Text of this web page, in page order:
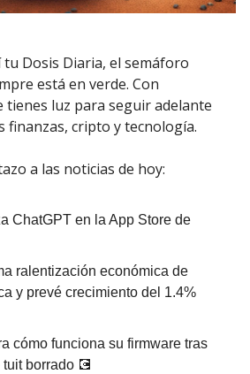
tu Dosis Diaria, el semáforo
está en verde. Con
tienes luz para seguir adelante
finanzas, cripto y tecnología.
a las noticias de hoy:
ChatGPT en la App Store de
ralentización económica de
y prevé crecimiento del 1.4%
cómo funciona su firmware tras
borrado 💽